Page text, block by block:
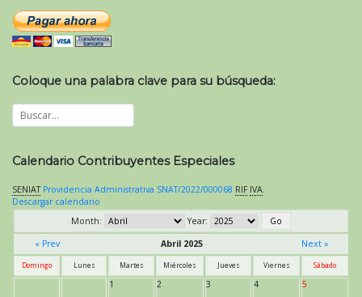
Coloque una palabra clave para su búsqueda:
Calendario Contribuyentes Especiales
SENIAT Providencia Administrativa SNAT/2022/000068 RIF IVA
Descargar calendario
Month:
Year:
« Prev
Abril 2025 Next »
Domingo Lunes Martes Miércoles Jueves Viernes Sábado
1 2 3 4 5